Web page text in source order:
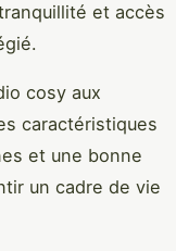
et accès
cosy aux
caractéristiques
et une bonne
un cadre de vie